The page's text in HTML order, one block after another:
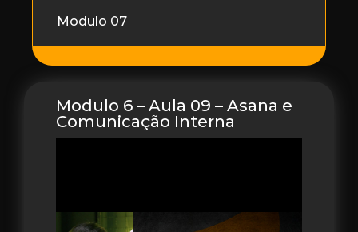
Modulo 07
Modulo 6 – Aula 09 – Asana e
Comunicação Interna